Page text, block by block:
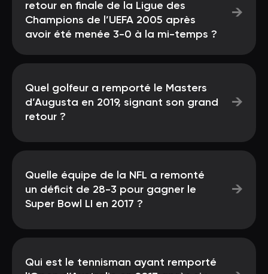
retour en finale de la Ligue des
Champions de l’UEFA 2005 après
avoir été menée 3-0 à la mi-temps ?
→
Quel golfeur a remporté le Masters
d’Augusta en 2019, signant son grand
retour ?
→
Quelle équipe de la NFL a remonté
un déficit de 28-3 pour gagner le
Super Bowl LI en 2017 ?
→
Qui est le tennisman ayant remporté